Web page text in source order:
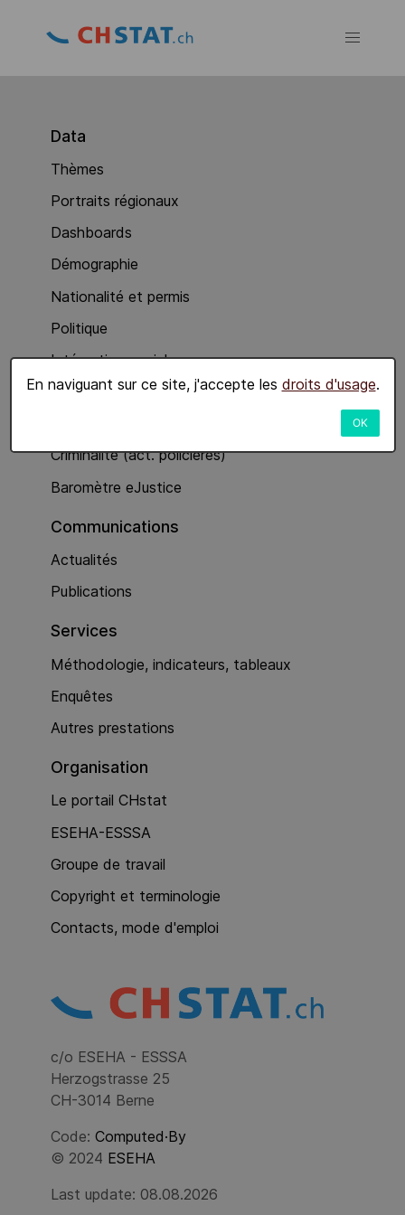
En naviguant sur ce site, j'accepte les droits d'usage.
OK
Data
Thèmes
Portraits régionaux
Dashboards
Démographie
Nationalité et permis
Politique
Intégration sociale
Economie
Criminalité (act. policières)
Baromètre eJustice
Communications
Actualités
Publications
Services
Méthodologie, indicateurs, tableaux
Enquêtes
Autres prestations
Organisation
Le portail CHstat
ESEHA-ESSSA
Groupe de travail
Copyright et terminologie
Contacts, mode d'emploi
c/o ESEHA - ESSSA
Herzogstrasse 25
CH-3014 Berne
Code: Computed·By
© 2024 ESEHA
Last update: 08.08.2026